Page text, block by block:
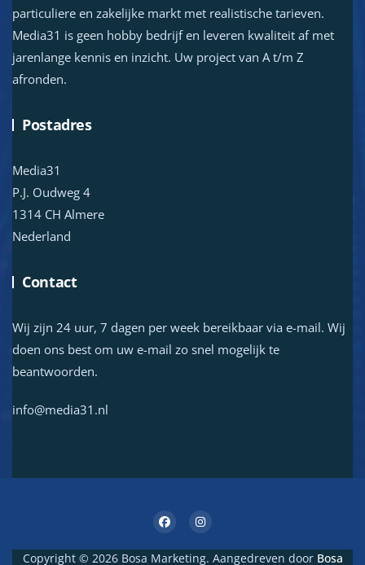
particuliere en zakelijke markt met realistische tarieven.
Media31 is geen hobby bedrijf en leveren kwaliteit af met
jarenlange kennis en inzicht. Uw project van A t/m Z
afronden.
Postadres
Media31
P.J. Oudweg 4
1314 CH Almere
Nederland
Contact
Wij zijn 24 uur, 7 dagen per week bereikbaar via e-mail. Wij
doen ons best om uw e-mail zo snel mogelijk te
beantwoorden.
info@media31.nl
Copyright © 2026 Bosa Marketing. Aangedreven door Bosa